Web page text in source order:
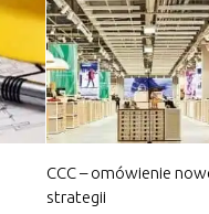
CCC – omówienie
strategii